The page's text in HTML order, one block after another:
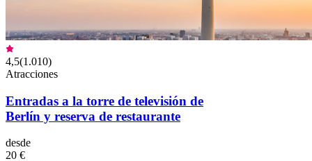
4,5(1.010)
Atracciones
Entradas a la torre de televisión de
Berlín y reserva de restaurante
desde
20 €